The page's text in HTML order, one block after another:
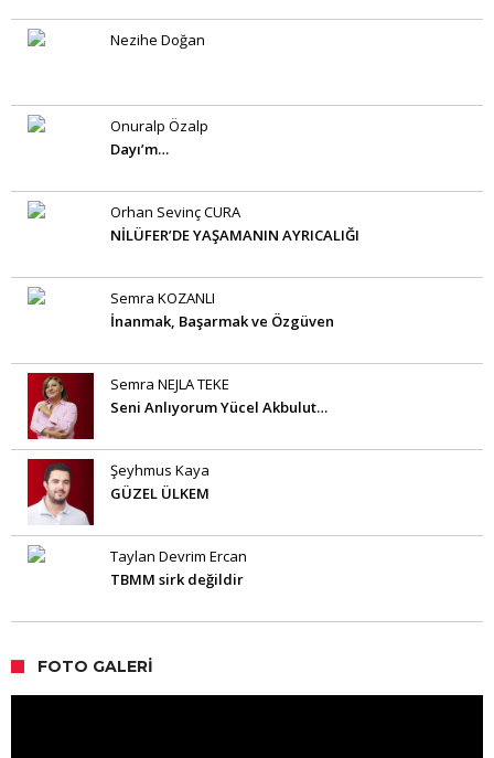
Nezihe Doğan
Onuralp Özalp
Dayı’m…
Orhan Sevinç CURA
NİLÜFER’DE YAŞAMANIN AYRICALIĞI
Semra KOZANLI
İnanmak, Başarmak ve Özgüven
Semra NEJLA TEKE
Seni Anlıyorum Yücel Akbulut…
Şeyhmus Kaya
GÜZEL ÜLKEM
Taylan Devrim Ercan
TBMM sirk değildir
FOTO GALERI